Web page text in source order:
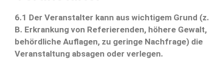
6.1 Der Veranstalter kann aus wichtigem Grund (z.
B. Erkrankung von Referierenden, höhere Gewalt,
behördliche Auflagen, zu geringe Nachfrage) die
Veranstaltung absagen oder verlegen.